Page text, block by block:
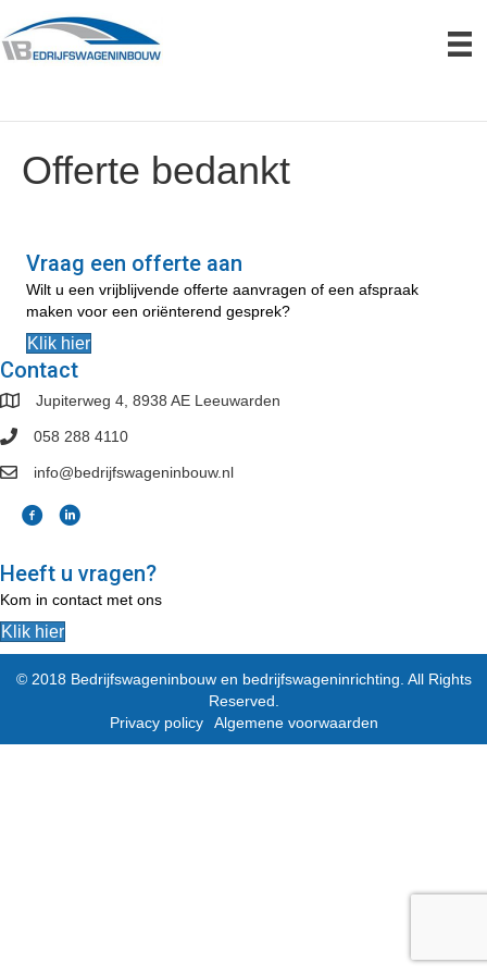
Offerte bedankt
Vraag een offerte aan
Wilt u een vrijblijvende offerte aanvragen of een afspraak
maken voor een oriënterend gesprek?
Klik hier
Contact
Jupiterweg 4, 8938 AE Leeuwarden
058 288 4110
info@bedrijfswageninbouw.nl
Heeft u vragen?
Kom in contact met ons
Klik hier
© 2018 Bedrijfswageninbouw en bedrijfswageninrichting. All Rights
Reserved.
Privacy policy
Algemene voorwaarden